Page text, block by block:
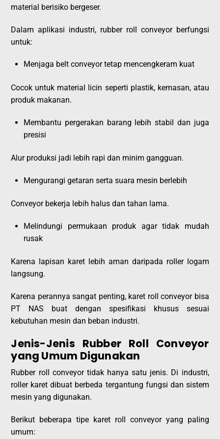
material berisiko bergeser.
Dalam aplikasi industri, rubber roll conveyor berfungsi
untuk:
Menjaga belt conveyor tetap mencengkeram kuat
Cocok untuk material licin seperti plastik, kemasan, atau
produk makanan.
Membantu pergerakan barang lebih stabil dan juga
presisi
Alur produksi jadi lebih rapi dan minim gangguan.
Mengurangi getaran serta suara mesin berlebih
Conveyor bekerja lebih halus dan tahan lama.
Melindungi permukaan produk agar tidak mudah
rusak
Karena lapisan karet lebih aman daripada roller logam
langsung.
Karena perannya sangat penting, karet roll conveyor bisa
PT NAS buat dengan spesifikasi khusus sesuai
kebutuhan mesin dan beban industri.
Jenis-Jenis Rubber Roll Conveyor
yang Umum Digunakan
Rubber roll conveyor tidak hanya satu jenis. Di industri,
roller karet dibuat berbeda tergantung fungsi dan sistem
mesin yang digunakan.
Berikut beberapa tipe karet roll conveyor yang paling
umum: